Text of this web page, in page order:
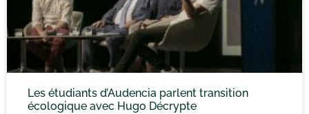
Les étudiants d’Audencia parlent transition
écologique avec Hugo Décrypte